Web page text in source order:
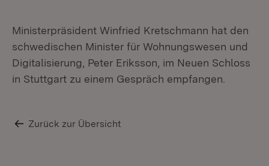
Ministerpräsident Winfried Kretschmann hat den
schwedischen Minister für Wohnungswesen und
Digitalisierung, Peter Eriksson, im Neuen Schloss
in Stuttgart zu einem Gespräch empfangen.
Zurück zur Übersicht